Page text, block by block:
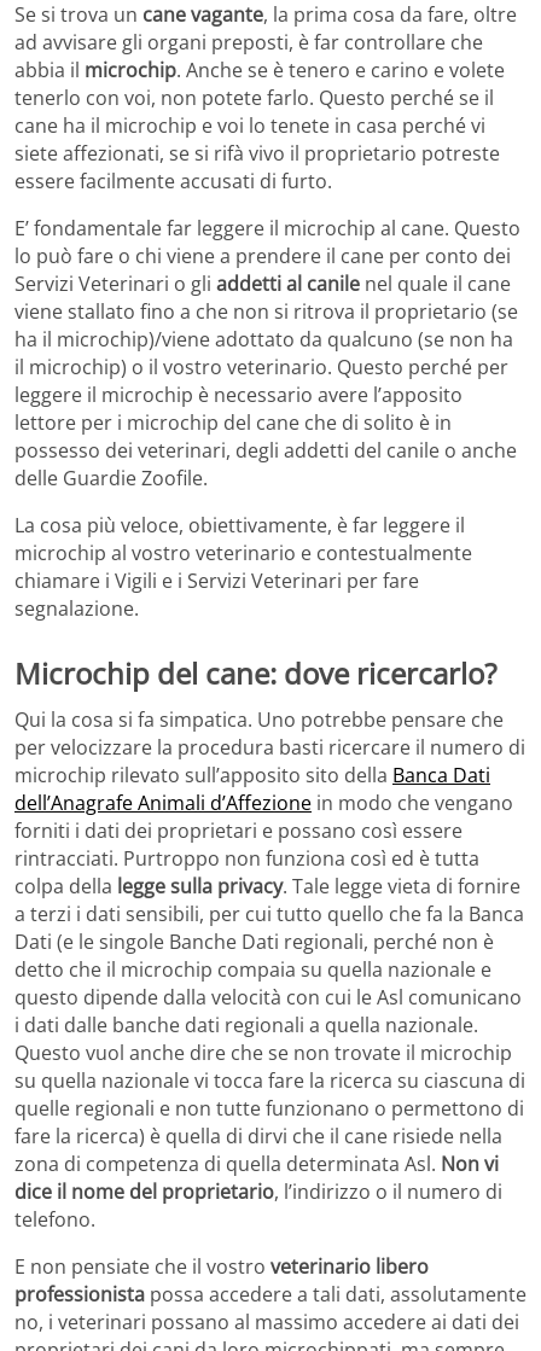
Se si trova un cane vagante, la prima cosa da fare, oltre
ad avvisare gli organi preposti, è far controllare che
abbia il microchip. Anche se è tenero e carino e volete
tenerlo con voi, non potete farlo. Questo perché se il
cane ha il microchip e voi lo tenete in casa perché vi
siete affezionati, se si rifà vivo il proprietario potreste
essere facilmente accusati di furto.
E’ fondamentale far leggere il microchip al cane. Questo
lo può fare o chi viene a prendere il cane per conto dei
Servizi Veterinari o gli addetti al canile nel quale il cane
viene stallato fino a che non si ritrova il proprietario (se
ha il microchip)/viene adottato da qualcuno (se non ha
il microchip) o il vostro veterinario. Questo perché per
leggere il microchip è necessario avere l’apposito
lettore per i microchip del cane che di solito è in
possesso dei veterinari, degli addetti del canile o anche
delle Guardie Zoofile.
La cosa più veloce, obiettivamente, è far leggere il
microchip al vostro veterinario e contestualmente
chiamare i Vigili e i Servizi Veterinari per fare
segnalazione.
Microchip del cane: dove ricercarlo?
Qui la cosa si fa simpatica. Uno potrebbe pensare che
per velocizzare la procedura basti ricercare il numero di
microchip rilevato sull’apposito sito della Banca Dati
dell’Anagrafe Animali d’Affezione in modo che vengano
forniti i dati dei proprietari e possano così essere
rintracciati. Purtroppo non funziona così ed è tutta
colpa della legge sulla privacy. Tale legge vieta di fornire
a terzi i dati sensibili, per cui tutto quello che fa la Banca
Dati (e le singole Banche Dati regionali, perché non è
detto che il microchip compaia su quella nazionale e
questo dipende dalla velocità con cui le Asl comunicano
i dati dalle banche dati regionali a quella nazionale.
Questo vuol anche dire che se non trovate il microchip
su quella nazionale vi tocca fare la ricerca su ciascuna di
quelle regionali e non tutte funzionano o permettono di
fare la ricerca) è quella di dirvi che il cane risiede nella
zona di competenza di quella determinata Asl. Non vi
dice il nome del proprietario, l’indirizzo o il numero di
telefono.
E non pensiate che il vostro veterinario libero
professionista possa accedere a tali dati, assolutamente
no, i veterinari possano al massimo accedere ai dati dei